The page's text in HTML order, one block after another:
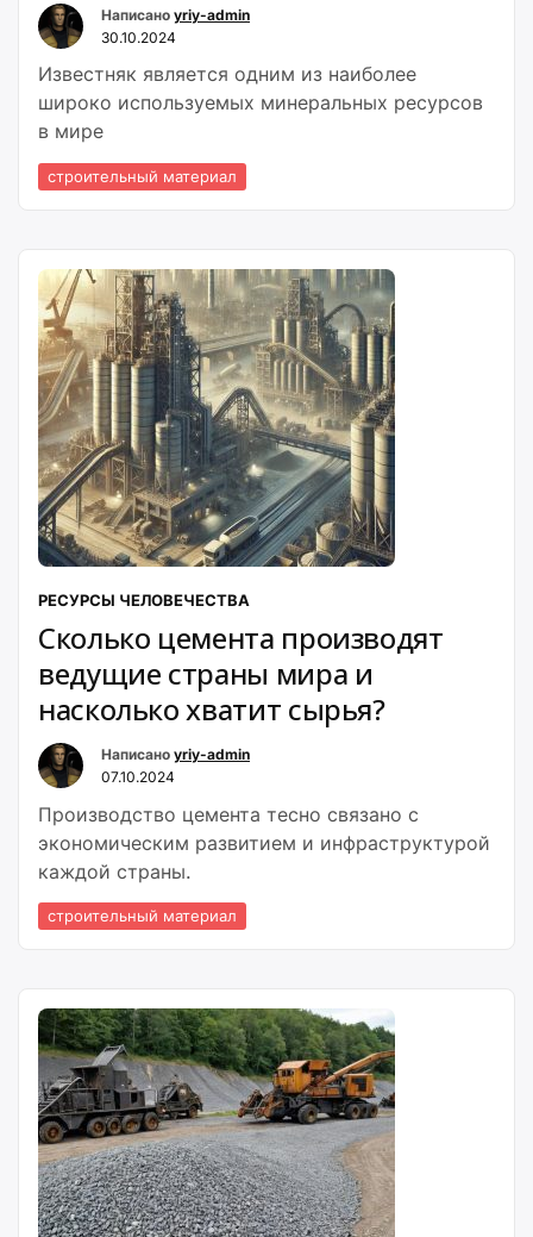
Написано yriy-admin
30.10.2024
Известняк является одним из наиболее
широко используемых минеральных ресурсов
в мире
строительный материал
РЕСУРСЫ ЧЕЛОВЕЧЕСТВА
Сколько цемента производят
ведущие страны мира и
насколько хватит сырья?
Написано yriy-admin
07.10.2024
Производство цемента тесно связано с
экономическим развитием и инфраструктурой
каждой страны.
строительный материал